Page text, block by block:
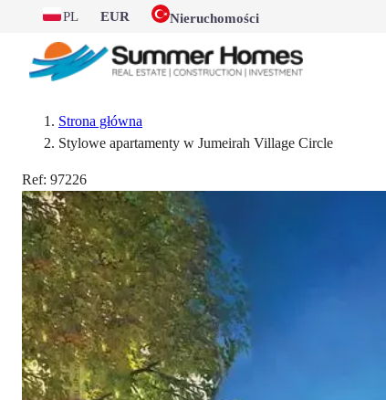
PL EUR Nieruchomości
Strona główna
Stylowe apartamenty w Jumeirah Village Circle
Ref: 97226